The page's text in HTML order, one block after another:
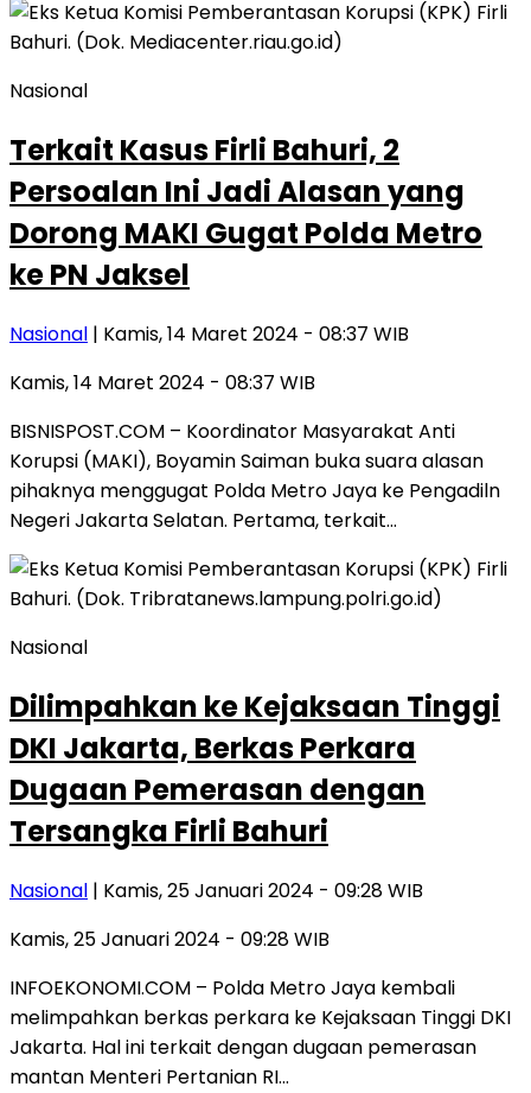
Nasional
Terkait Kasus Firli Bahuri, 2
Persoalan Ini Jadi Alasan yang
Dorong MAKI Gugat Polda Metro
ke PN Jaksel
Nasional | Kamis, 14 Maret 2024 - 08:37 WIB
Kamis, 14 Maret 2024 - 08:37 WIB
BISNISPOST.COM – Koordinator Masyarakat Anti
Korupsi (MAKI), Boyamin Saiman buka suara alasan
pihaknya menggugat Polda Metro Jaya ke Pengadiln
Negeri Jakarta Selatan. Pertama, terkait…
Nasional
Dilimpahkan ke Kejaksaan Tinggi
DKI Jakarta, Berkas Perkara
Dugaan Pemerasan dengan
Tersangka Firli Bahuri
Nasional | Kamis, 25 Januari 2024 - 09:28 WIB
Kamis, 25 Januari 2024 - 09:28 WIB
INFOEKONOMI.COM – Polda Metro Jaya kembali
melimpahkan berkas perkara ke Kejaksaan Tinggi DKI
Jakarta. Hal ini terkait dengan dugaan pemerasan
mantan Menteri Pertanian RI…